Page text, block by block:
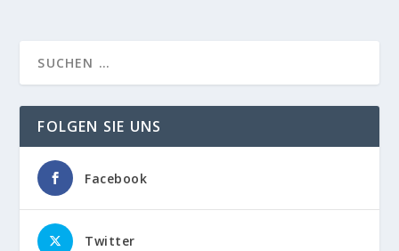
FOLGEN SIE UNS
Facebook
Twitter